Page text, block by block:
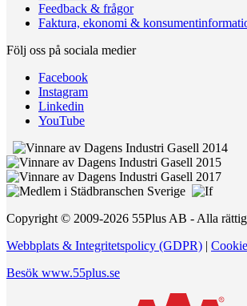
Feedback & frågor
Faktura, ekonomi &
Följ oss på sociala medier
Facebook
Instagram
Linkedin
YouTube
Copyright © 2009-2026 55Plus AB - Alla
Webbplats & Integritetspolicy (GDPR) |
Besök www.55plus.se